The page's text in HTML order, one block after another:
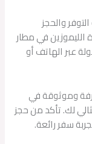
والحجز
في مطار
عبر الهاتف أو
وموثوقة في
لك. تأكد من حجز
سفر رائعة.